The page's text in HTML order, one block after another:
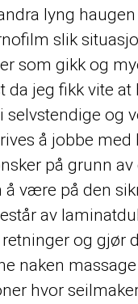
lyng
slik
som gikk og
da jeg fikk vite at
selvstendige og
å jobbe med
på grunn av
å være på den
av
og gjør
naken massage
hvor